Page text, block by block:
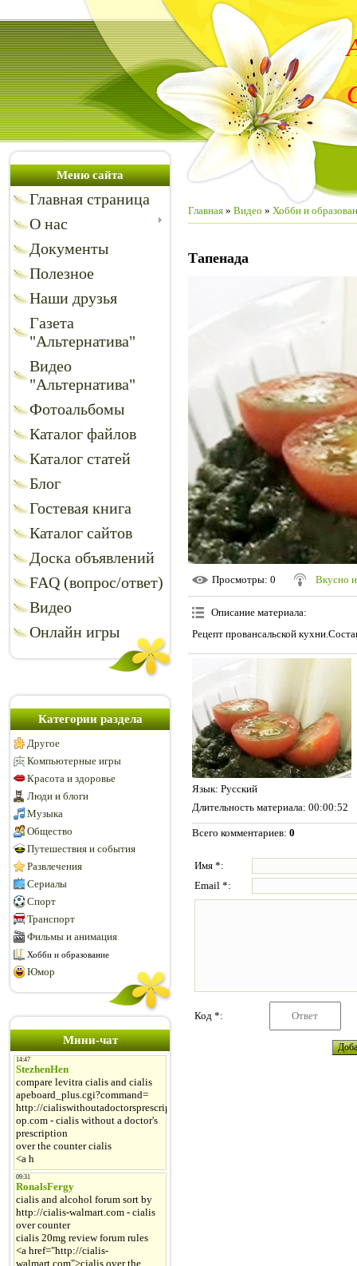
Меню сайта
Главная страница
О нас
Документы
Полезное
Наши друзья
Газета
"Альтернатива"
Видео
"Альтернатива"
Фотоальбомы
Каталог файлов
Каталог статей
Блог
Гостевая книга
Каталог сайтов
Доска объявлений
FAQ (вопрос/ответ)
Видео
Онлайн игры
Категории раздела
Другое
Компьютерные игры
Красота и здоровье
Люди и блоги
Музыка
Общество
Путешествия и события
Развлечения
Сериалы
Спорт
Транспорт
Фильмы и анимация
Хобби и образование
Юмор
Мини-чат
Главная » Видео » Хобби и
Тапенада
Просмотры: 0 Вкусно
Описание материала:
Рецепт провансальской
Язык: Русский
Длительность материала: 00:00:52
Всего комментариев: 0
Имя *:
Email *:
Код *: